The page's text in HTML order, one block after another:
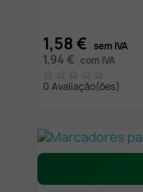
1,58 € sem IVA
1,94 € com IVA
0 Avaliação(ões)